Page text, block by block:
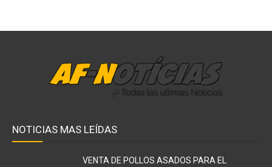
NOTICIAS MAS LEÍDAS
VENTA DE POLLOS ASADOS PARA EL